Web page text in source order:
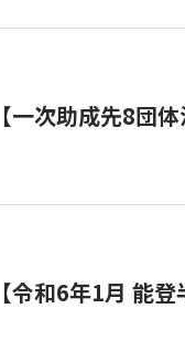
【一次助成先8団
【令和6年1月 能